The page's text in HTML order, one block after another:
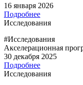
16 января 2026
Подробнее
Исследования
#Исследования
Акселерационная
30 декабря 2025
Подробнее
Исследования